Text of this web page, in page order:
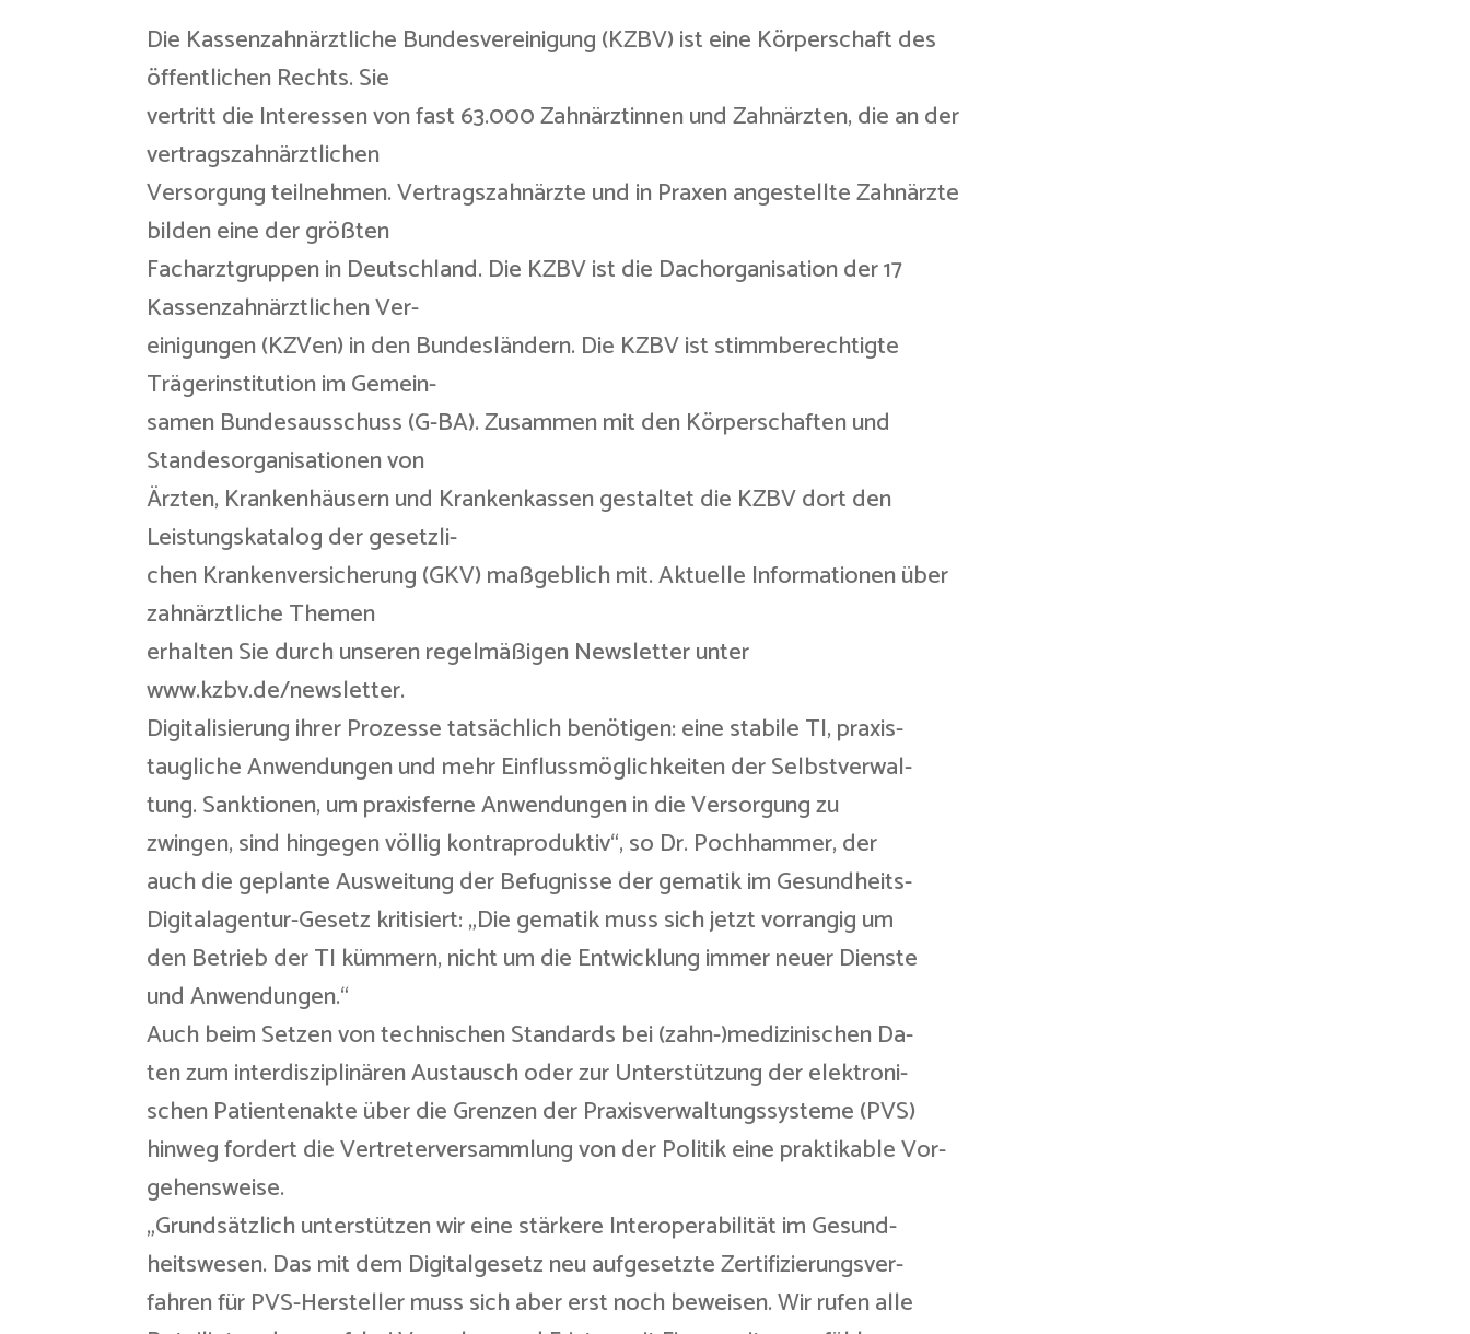
Die Kassenzahnärztliche Bundesvereinigung (KZBV) ist eine Körperschaft des
öffentlichen Rechts. Sie
vertritt die Interessen von fast 63.000 Zahnärztinnen und Zahnärzten, die an der
vertragszahnärztlichen
Versorgung teilnehmen. Vertragszahnärzte und in Praxen angestellte Zahnärzte
bilden eine der größten
Facharztgruppen in Deutschland. Die KZBV ist die Dachorganisation der 17
Kassenzahnärztlichen Ver-
einigungen (KZVen) in den Bundesländern. Die KZBV ist stimmberechtigte
Trägerinstitution im Gemein-
samen Bundesausschuss (G-BA). Zusammen mit den Körperschaften und
Standesorganisationen von
Ärzten, Krankenhäusern und Krankenkassen gestaltet die KZBV dort den
Leistungskatalog der gesetzli-
chen Krankenversicherung (GKV) maßgeblich mit. Aktuelle Informationen über
zahnärztliche Themen
erhalten Sie durch unseren regelmäßigen Newsletter unter
www.kzbv.de/newsletter.
Digitalisierung ihrer Prozesse tatsächlich benötigen: eine stabile TI, praxis-
taugliche Anwendungen und mehr Einflussmöglichkeiten der Selbstverwal-
tung. Sanktionen, um praxisferne Anwendungen in die Versorgung zu
zwingen, sind hingegen völlig kontraproduktiv“, so Dr. Pochhammer, der
auch die geplante Ausweitung der Befugnisse der gematik im Gesundheits-
Digitalagentur-Gesetz kritisiert: „Die gematik muss sich jetzt vorrangig um
den Betrieb der TI kümmern, nicht um die Entwicklung immer neuer Dienste
und Anwendungen.“
Auch beim Setzen von technischen Standards bei (zahn-)medizinischen Da-
ten zum interdisziplinären Austausch oder zur Unterstützung der elektroni-
schen Patientenakte über die Grenzen der Praxisverwaltungssysteme (PVS)
hinweg fordert die Vertreterversammlung von der Politik eine praktikable Vor-
gehensweise.
„Grundsätzlich unterstützen wir eine stärkere Interoperabilität im Gesund-
heitswesen. Das mit dem Digitalgesetz neu aufgesetzte Zertifizierungsver-
fahren für PVS-Hersteller muss sich aber erst noch beweisen. Wir rufen alle